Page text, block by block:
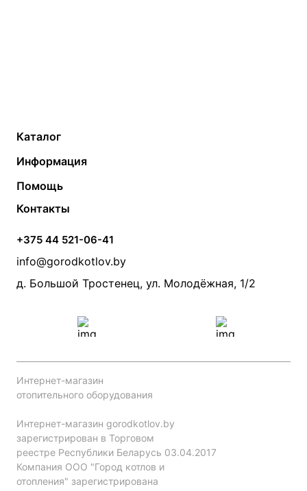
Каталог
Твердотопливные котлы
Электрические котлы
Банные печи
Камины и печи
Теплый пол
Радиаторы
Насосы
Дымоходы
Информация
Контакты
Статьи
Акции
Производители
Помощь
Монтаж систем отопления
Прайс по монтажу систем отопления
Проект систем отопления
Контакты
+375 44 521-06-41
info@gorodkotlov.by
д. Большой Тростенец, ул. Молодёжная, 1/2
Интернет-магазин
отопительного оборудования
Интернет-магазин gorodkotlov.by
зарегистрирован в Торговом
реестре Республики Беларусь 03.04.2017
Компания ООО "Город котлов и
отопления" зарегистрирована